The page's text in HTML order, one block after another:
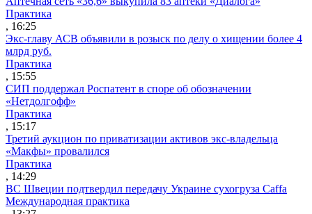
Практика
, 16:25
Экс-главу АСВ объявили в розыск по делу о хищении более 4
млрд руб.
Практика
, 15:55
СИП поддержал Роспатент в споре об обозначении
«Нетдолгофф»
Практика
, 15:17
Третий аукцион по приватизации активов экс-владельца
«Макфы» провалился
Практика
, 14:29
ВС Швеции подтвердил передачу Украине сухогруза Caffa
Международная практика